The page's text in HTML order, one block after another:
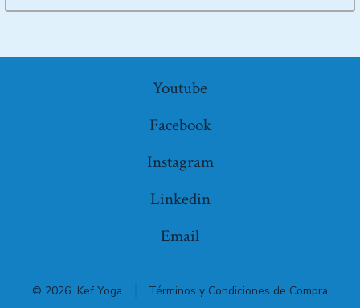
Youtube
Facebook
Instagram
Linkedin
Email
© 2026 Kef Yoga Términos y Condiciones de Compra